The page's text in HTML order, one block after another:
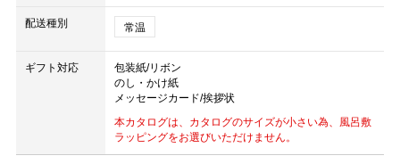
配送種別 常温
ギフト対応
包装紙/リボン
のし・かけ紙
メッセージカード/挨拶状
本カタログは、カタログのサイズが小さい為、風呂敷
ラッピングをお選びいただけません。